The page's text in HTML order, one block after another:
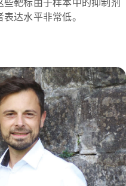
靶标由于样本中的抑制剂
达水平非常低。